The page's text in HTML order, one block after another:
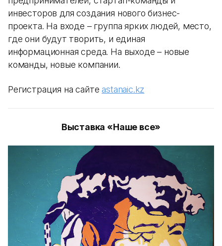
инвесторов для создания нового бизнес-
проекта. На входе – группа ярких людей, место,
где они будут творить, и единая
информационная среда. На выходе – новые
команды, новые компании.
Регистрация на сайтеastanaic.kz
Выставка «Наше все»